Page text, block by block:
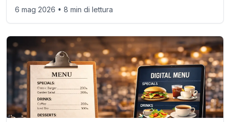
6 mag 2026 • 8 min di lettura